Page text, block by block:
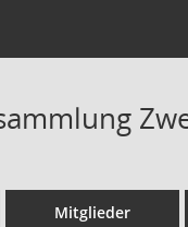
Mitglieder